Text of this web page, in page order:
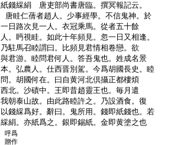
紙錢綵絹 唐吏部尚書唐臨。撰冥報記云。
唐眭仁蒨者趙人。少事經學。不信鬼神。於
一日路次見一人。衣冠乘馬。從者五十餘
人。眄視眭。如此十年頻見。忽一日又相逢。
乃駐馬召睦謂曰。比頻見君情相卷戀。欲
與君游。睦問君何人。答吾鬼也。姓成名景
本。弘農人。仕西晋別駕。今爲胡國長史。睦
問。胡國何在。曰自黄河北倶攝正都樓煩
西北。沙磧中。王即昔趙靈王也。毎月遣
我朝泰山故。由此路睦許之。乃設酒食。復
以錢綵爲好。辭曰。鬼所用。錢即紙錢也。若
綵絹。亦紙爲之。銀即錫紙。金即黄塗之也
呼爲
贈作